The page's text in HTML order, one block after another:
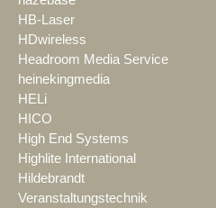
HB-Laser
HDwireless
Headroom Media Service
heinekingmedia
HELi
HICO
High End Systems
Highlite International
Hildebrandt
Veranstaltungstechnik